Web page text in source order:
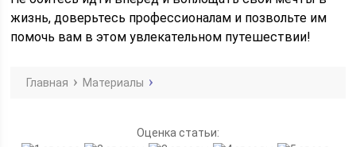
жизнь, доверьтесь профессионалам и позвольте им
помочь вам в этом увлекательном путешествии!
Главная Материалы
Оценка статьи: